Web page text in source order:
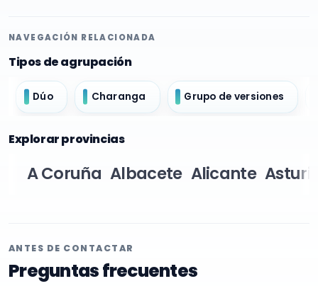
NAVEGACIÓN RELACIONADA
Tipos de agrupación
Dúo Charanga Grupo de versiones
Explorar provincias
A Coruña Albacete Alicante
ANTES DE CONTACTAR
Preguntas frecuentes